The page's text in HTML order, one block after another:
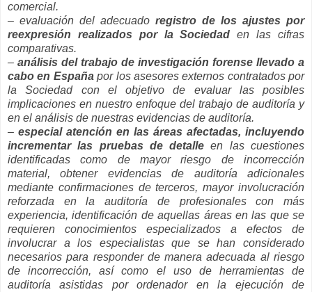
comercial.
– evaluación del adecuado registro de los ajustes por
reexpresión realizados por la Sociedad en las cifras
comparativas.
– análisis del trabajo de investigación forense llevado a
cabo en Españapor los asesores externos contratados por
la Sociedad con el objetivo de evaluar las posibles
implicaciones en nuestro enfoque del trabajo de auditoría y
en el análisis de nuestras evidencias de auditoría.
– especial atención en las áreas afectadas, incluyendo
incrementar las pruebas de detalle en las cuestiones
identificadas como de mayor riesgo de incorrección
material, obtener evidencias de auditoría adicionales
mediante confirmaciones de terceros, mayor involucración
reforzada en la auditoría de profesionales con más
experiencia, identificación de aquellas áreas en las que se
requieren conocimientos especializados a efectos de
involucrar a los especialistas que se han considerado
necesarios para responder de manera adecuada al riesgo
de incorrección, así como el uso de herramientas de
auditoría asistidas por ordenador en la ejecución de